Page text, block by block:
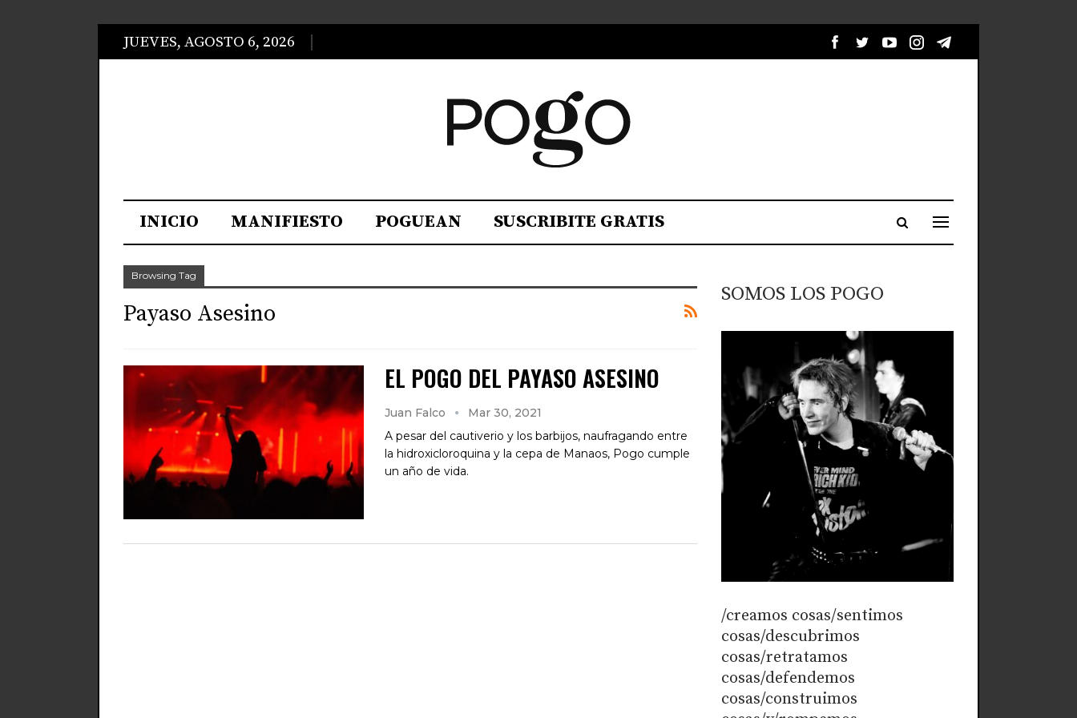
JUEVES, AGOSTO 6, 2026
INICIO MANIFIESTO POGUEAN SUSCRIBITE GRATIS
Browsing Tag
Payaso Asesino
EL POGO DEL PAYASO ASESINO
Juan Falco
Mar 30, 2021
A pesar del cautiverio y los barbijos, naufragando entre
la hidroxicloroquina y la cepa de Manaos, Pogo cumple
un año de vida.
SOMOS LOS POGO
/creamos cosas/sentimos
cosas/descubrimos
cosas/retratamos
cosas/defendemos
cosas/construimos